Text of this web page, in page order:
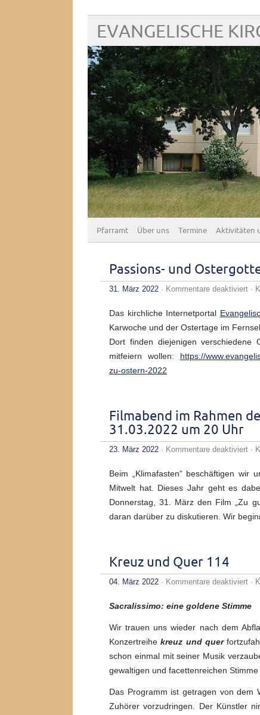
EVANGELISCHE
Pfarramt Über uns Termine Aktivitäten
Passions- und
31. März 2022 · Kommentare deaktiviertfür
in
den
·
Das kirchliche Internetportal
Karwoche und der Ostertage im
Dort finden diejenigen verschiedene
mitfeiern wollen: https://
zu-ostern-2022
Filmabend im Rahmen
31.03.2022 um 20 Uhr
23. März 2022 · Kommentare deaktiviertfür
der
·
Beim „Klimafasten“ beschäftigen wir
Mitwelt hat. Dieses Jahr geht es
Donnerstag, 31. März den Film „Zu
daran darüber zu diskutieren. Wir
Kreuz und Quer 114
04. März 2022 · Kommentare deaktiviertfür
Quer
·
Sacralissimo: eine goldene Stimme
Wir trauen uns wieder nach dem
Konzertreihekreuz und quer
schon einmal mit seiner Musik
gewaltigen und facettenreichen Stimme
Das Programm ist getragen von dem
Zuhörer vorzudringen. Der Künstler